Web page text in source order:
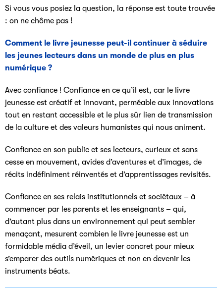
Si vous vous posiez la question, la réponse est toute trouvée
: on ne chôme pas !
Comment le livre jeunesse peut-il continuer à séduire
les jeunes lecteurs dans un monde de plus en plus
numérique ?
Avec confiance ! Confiance en ce qu’il est, car le livre
jeunesse est créatif et innovant, perméable aux innovations
tout en restant accessible et le plus sûr lien de transmission
de la culture et des valeurs humanistes qui nous animent.
Confiance en son public et ses lecteurs, curieux et sans
cesse en mouvement, avides d’aventures et d’images, de
récits indéfiniment réinventés et d’apprentissages revisités.
Confiance en ses relais institutionnels et sociétaux – à
commencer par les parents et les enseignants – qui,
d’autant plus dans un environnement qui peut sembler
menaçant, mesurent combien le livre jeunesse est un
formidable média d’éveil, un levier concret pour mieux
s’emparer des outils numériques et non en devenir les
instruments béats.